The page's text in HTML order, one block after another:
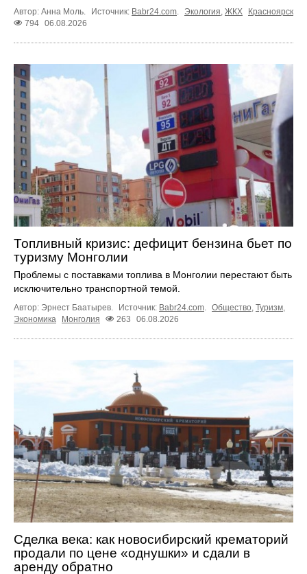
Автор: Анна Моль. Источник: Babr24.com. Экология, ЖКХ
Красноярск
794 06.08.2026
Топливный кризис: дефицит бензина бьет по
туризму Монголии
Проблемы с поставками топлива в Монголии перестают быть
исключительно транспортной темой.
Автор: Эрнест Баатырев. Источник: Babr24.com. Общество, Туризм,
Экономика
Монголия 263 06.08.2026
Сделка века: как новосибирский крематорий
продали по цене «однушки» и сдали в
аренду обратно